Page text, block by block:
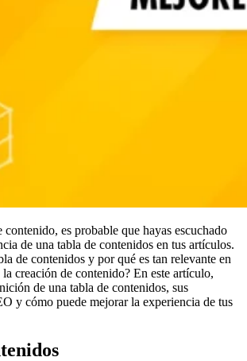
contenido, es probable que hayas escuchado
de una tabla de contenidos en tus artículos.
de contenidos y por qué es tan relevante en
creación de contenido? En este artículo,
de una tabla de contenidos, sus
y cómo puede mejorar la experiencia de tus